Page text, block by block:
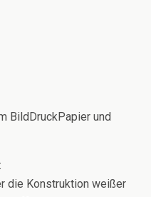
BildDruckPapier und
die Konstruktion weißer